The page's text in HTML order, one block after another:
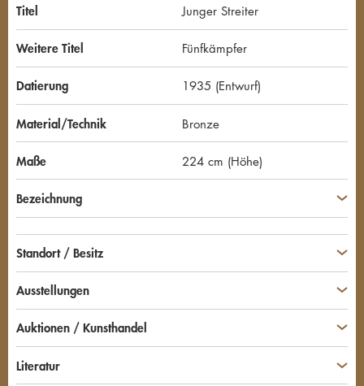
Titel Junger Streiter
Weitere Titel Fünfkämpfer
Datierung 1935 (Entwurf)
Material/Technik Bronze
Maße 224 cm (Höhe)
Bezeichnung
Standort / Besitz
Ausstellungen
Auktionen / Kunsthandel
Literatur